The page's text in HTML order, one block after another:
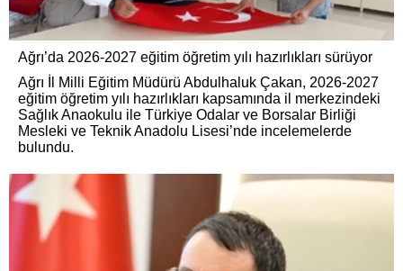
Ağrı’da 2026-2027 eğitim öğretim yılı hazırlıkları sürüyor
Ağrı İl Milli Eğitim Müdürü Abdulhaluk Çakan, 2026-2027
eğitim öğretim yılı hazırlıkları kapsamında il merkezindeki
Sağlık Anaokulu ile Türkiye Odalar ve Borsalar Birliği
Mesleki ve Teknik Anadolu Lisesi’nde incelemelerde
bulundu.